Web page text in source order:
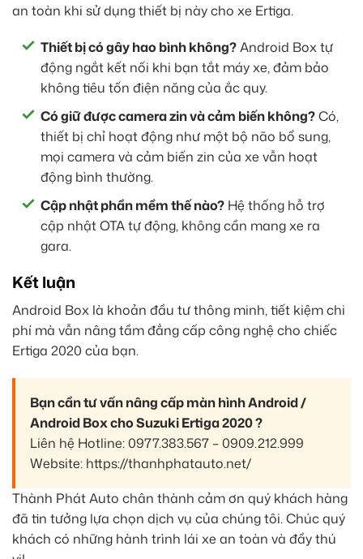
an toàn khi sử dụng thiết bị này cho xe Ertiga.
Thiết bị có gây hao bình không?Android Box tự
động ngắt kết nối khi bạn tắt máy xe, đảm bảo
không tiêu tốn điện năng của ắc quy.
Có giữ được camera zin và cảm biến không?Có,
thiết bị chỉ hoạt động như một bộ não bổ sung,
mọi camera và cảm biến zin của xe vẫn hoạt
động bình thường.
Cập nhật phần mềm thế nào? Hệ thống hỗ trợ
cập nhật OTA tự động, không cần mang xe ra
gara.
Kết luận
Android Box là khoản đầu tư thông minh, tiết kiệm chi
phí mà vẫn nâng tầm đẳng cấp công nghệ cho chiếc
Ertiga 2020 của bạn.
Bạn cần tư vấn nâng cấp màn hình Android /
Android Box cho Suzuki Ertiga 2020 ?
Liên hệ Hotline: 0977.383.567 – 0909.212.999
Website: https://thanhphatauto.net/
Thành Phát Auto chân thành cảm ơn quý khách hàng
đã tin tưởng lựa chọn dịch vụ của chúng tôi. Chúc quý
khách có những hành trình lái xe an toàn và đầy thú